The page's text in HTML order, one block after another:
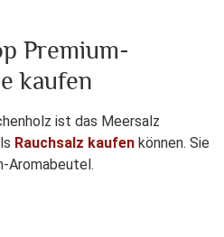
Premium-
kaufen
ist das Meersalz
Rauchsalz kaufen können. Sie
Aromabeutel.